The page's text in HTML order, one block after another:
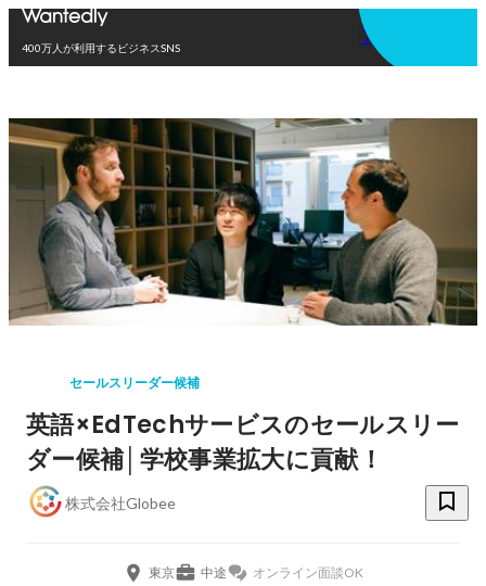
400万人が利用するビジネスSNS
アプリを使う
セールスリーダー候補
英語×EdTechサービスのセールスリー
ダー候補│学校事業拡大に貢献！
株式会社Globee
東京 中途 オンライン面談OK